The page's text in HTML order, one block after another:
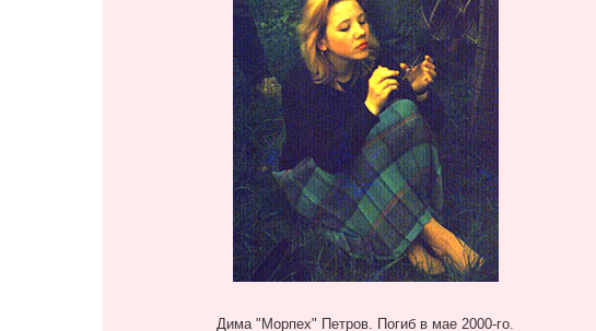
Дима "Морпех" Петров. Погиб в мае 2000-го.